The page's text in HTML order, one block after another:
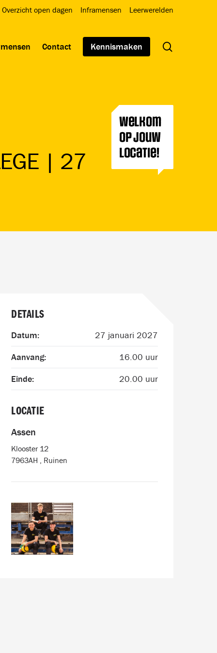
Overzicht open dagen Inframensen Leerwerelden
Contact Kennismaken
| 27
Welkom
op jouw
locatie!
DETAILS
Datum:
27 januari 2027
Aanvang:
16.00 uur
Einde:
20.00 uur
LOCATIE
Assen
Klooster 12
7963AH , Ruinen